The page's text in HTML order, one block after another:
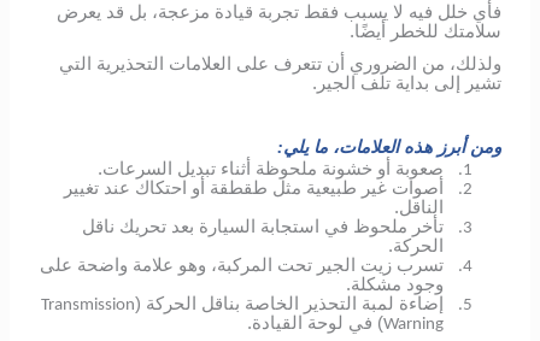
فأي خلل فيه لا يسبب فقط تجربة قيادة مزعجة، بل قد يعرض
سلامتك للخطر أيضًا.
ولذلك، من الضروري أن تتعرف على العلامات التحذيرية التي
تشير إلى بداية تلف الجير.
ومن أبرز هذه العلامات، ما يلي:
1. صعوبة أو خشونة ملحوظة أثناء تبديل السرعات.
2.
أصوات غير طبيعية مثل طقطقة أو احتكاك عند تغيير
الناقل.
3.
تأخر ملحوظ في استجابة السيارة بعد تحريك ناقل
الحركة.
4.
تسرب زيت الجير تحت المركبة، وهو علامة واضحة على
وجود مشكلة.
5. إضاءة لمبة التحذير الخاصة بناقل الحركة (Transmission
Warning) في لوحة القيادة.